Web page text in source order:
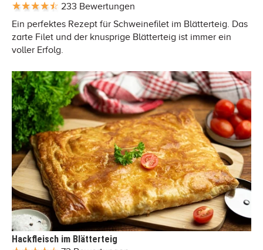
233 Bewertungen
Ein perfektes Rezept für Schweinefilet im Blätterteig. Das
zarte Filet und der knusprige Blätterteig ist immer ein
voller Erfolg.
Hackfleisch im Blätterteig